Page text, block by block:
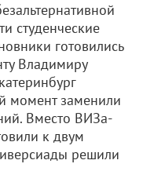
студенческие
готовились
Владимиру
момент заменили
Вместо ВИЗа-
к двум
решили